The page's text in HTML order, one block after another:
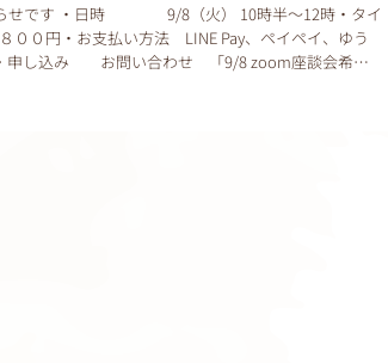
らせです ・日時 9/8（火） 10時半〜12時・タイ
円・お支払い方法 LINE Pay、ペイペイ、ゆう
・申し込み お問い合わせ 「9/8 zoom座談会希